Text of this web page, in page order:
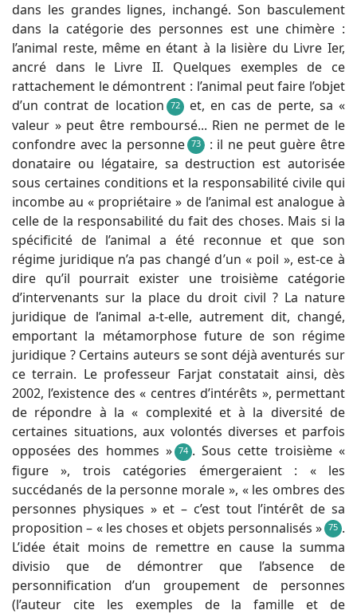
dans les grandes lignes, inchangé. Son basculement
dans la catégorie des personnes est une chimère :
l’animal reste, même en étant à la lisière du Livre Ier,
ancré dans le Livre II. Quelques exemples de ce
rattachement le démontrent : l’animal peut faire l’objet
d’un contrat de location 72 et, en cas de perte, sa «
valeur » peut être remboursé... Rien ne permet de le
confondre avec la personne 73
: il ne peut guère être
donataire ou légataire, sa destruction est autorisée
sous certaines conditions et la responsabilité civile qui
incombe au « propriétaire » de l’animal est analogue à
celle de la responsabilité du fait des choses. Mais si la
spécificité de l’animal a été reconnue et que son
régime juridique n’a pas changé d’un « poil », est-ce à
dire qu’il pourrait exister une troisième catégorie
d’intervenants sur la place du droit civil ? La nature
juridique de l’animal a-t-elle, autrement dit, changé,
emportant la métamorphose future de son régime
juridique ? Certains auteurs se sont déjà aventurés sur
ce terrain. Le professeur Farjat constatait ainsi, dès
2002, l’existence des « centres d’intérêts », permettant
de répondre à la « complexité et à la diversité de
certaines situations, aux volontés diverses et parfois
opposées des hommes » 74 . Sous cette troisième «
figure », trois catégories émergeraient : « les
succédanés de la personne morale », « les ombres des
personnes physiques » et – c’est tout l’intérêt de sa
proposition – « les choses et objets personnalisés » 75 .
L’idée était moins de remettre en cause la summa
divisio que de démontrer que l’absence de
personnification d’un groupement de personnes
(l’auteur cite les exemples de la famille et de